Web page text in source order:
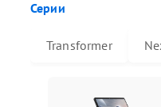
Серии
Transformer